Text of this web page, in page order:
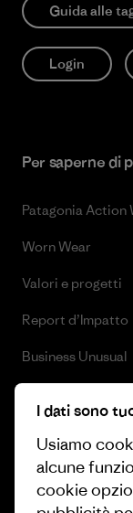
Guida alle
Login
Per saperne di
Patagonia Action
Worn Wear
Valori e progetti
Report d’Impatto
Business Unusual
Come finanziamo
Buoni regalo
I dati sono
Usiamo
alcune
cookie